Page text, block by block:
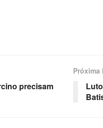
precisam
Próxima